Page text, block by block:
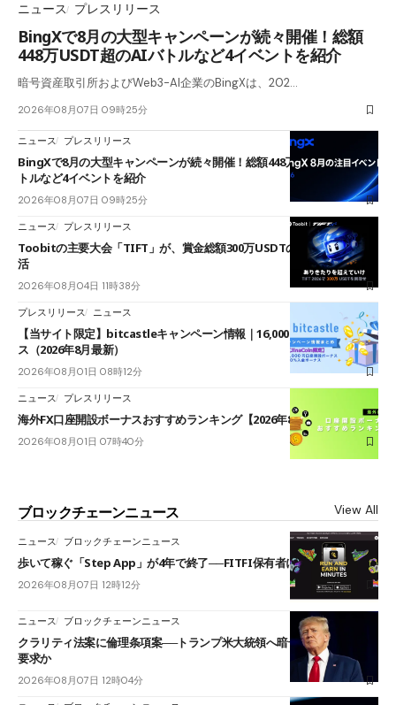
ニュース プレスリリース
BingXで8月の大型キャンペーンが続々開催！総額
448万USDT超のAIバトルなど4イベントを紹介
暗号資産取引所およびWeb3-AI企業のBingXは、202…
2026年08月07日 09時25分
ニュース プレスリリース
BingXで8月の大型キャンペーンが続々開催！総額448万USDT超のAIバ
トルなど4イベントを紹介
2026年08月07日 09時25分
ニュース プレスリリース
Toobitの主要大会「TIFT」が、賞金総額300万USDTのレースとして復
活
2026年08月04日 11時38分
プレスリリース ニュース
【当サイト限定】bitcastleキャンペーン情報｜16,000円口座開設ボーナ
ス（2026年8月最新）
2026年08月01日 08時12分
ニュース プレスリリース
海外FX口座開設ボーナスおすすめランキング【2026年8月最新】
2026年08月01日 07時40分
ブロックチェーンニュース View All
ニュース ブロックチェーンニュース
歩いて稼ぐ「Step App」が4年で終了──FITFI保有者に対応呼びかけ
2026年08月07日 12時12分
ニュース ブロックチェーンニュース
クラリティ法案に倫理条項案──トランプ米大統領へ暗号資産事業の売却
要求か
2026年08月07日 12時04分